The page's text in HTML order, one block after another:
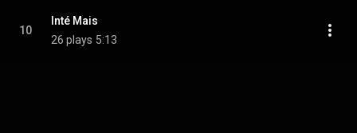
10
Inté Mais
26 plays 5:13